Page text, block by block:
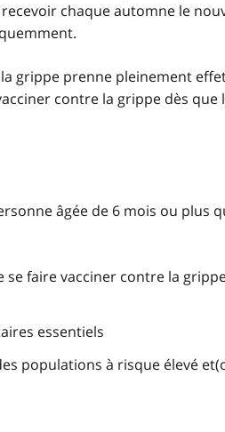
chaque automne le
grippe prenne pleinement
contre la grippe dès que
âgée de 6 mois ou plus
faire vacciner contre la
essentiels
populations à risque élevé